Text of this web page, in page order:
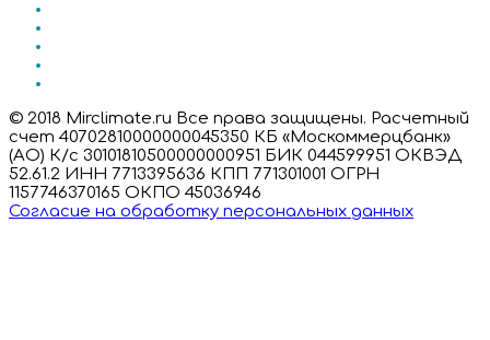
© 2018 Mirclimate.ru Все права защищены. Расчетный
счет 40702810000000045350 КБ «Москоммерцбанк»
(АО) К/с 30101810500000000951 БИК 044599951 ОКВЭД
52.61.2 ИНН 7713395636 КПП 771301001 ОГРН
1157746370165 ОКПО 45036946
Согласие на обработку персональных данных